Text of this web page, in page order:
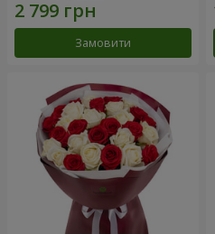
Замовити